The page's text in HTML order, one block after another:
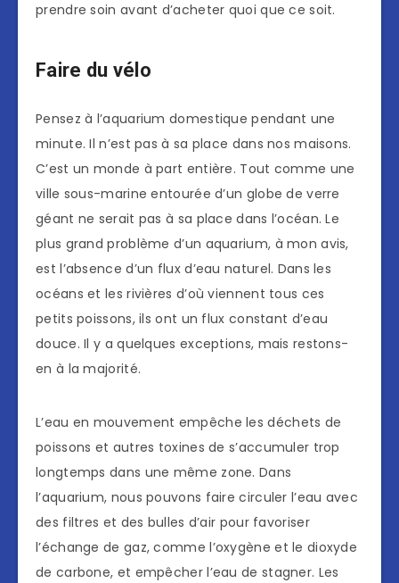
prendre soin avant d’acheter quoi que ce soit.
Faire du vélo
Pensez à l’aquarium domestique pendant une
minute. Il n’est pas à sa place dans nos maisons.
C’est un monde à part entière. Tout comme une
ville sous-marine entourée d’un globe de verre
géant ne serait pas à sa place dans l’océan. Le
plus grand problème d’un aquarium, à mon avis,
est l’absence d’un flux d’eau naturel. Dans les
océans et les rivières d’où viennent tous ces
petits poissons, ils ont un flux constant d’eau
douce. Il y a quelques exceptions, mais restons-
en à la majorité.
L’eau en mouvement empêche les déchets de
poissons et autres toxines de s’accumuler trop
longtemps dans une même zone. Dans
l’aquarium, nous pouvons faire circuler l’eau avec
des filtres et des bulles d’air pour favoriser
l’échange de gaz, comme l’oxygène et le dioxyde
de carbone, et empêcher l’eau de stagner. Les